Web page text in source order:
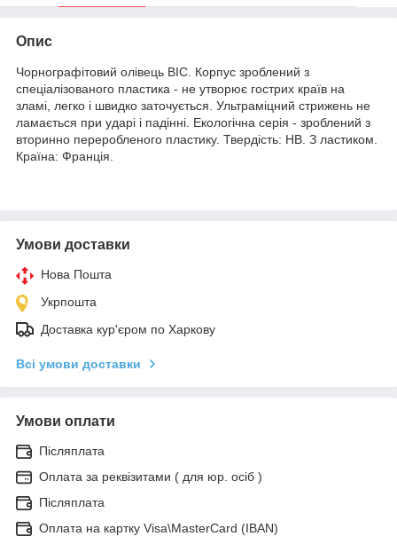
Опис
Чорнографітовий олівець BIC. Корпус зроблений з
спеціалізованого пластика - не утворює гострих країв на
зламі, легко і швидко заточується. Ультраміцний стрижень не
ламається при ударі і падінні. Екологічна серія - зроблений з
вторинно переробленого пластику. Твердість: НВ. З ластиком.
Країна: Франція.
Умови доставки
Нова Пошта
Укрпошта
Доставка кур'єром по Харкову
Всі умови доставки
Умови оплати
Післяплата
Оплата за реквізитами ( для юр. осіб )
Післяплата
Оплата на картку Visa\MasterCard (IBAN)